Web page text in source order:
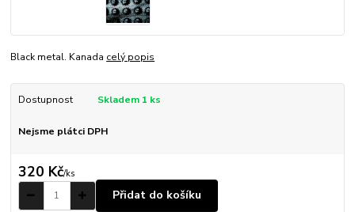
Black metal. Kanada celý popis
Dostupnost Skladem 1 ks
Nejsme plátci DPH
320 Kč/ks
Přidat do košíku